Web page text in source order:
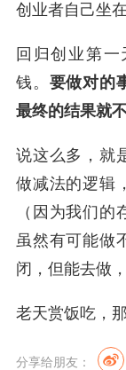
创业者自己坐
回归创业第
钱。 要做对的
最终的结果就
说这么多，就
做减法的逻辑
（因为我们的
虽然有可能做
闭，但能去做
老天赏饭吃，
分享给朋友：